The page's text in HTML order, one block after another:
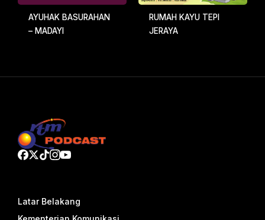
AYUHAK BASURAHAN
– MADAYI
RUMAH KAYU TEPI
JERAYA
Latar Belakang